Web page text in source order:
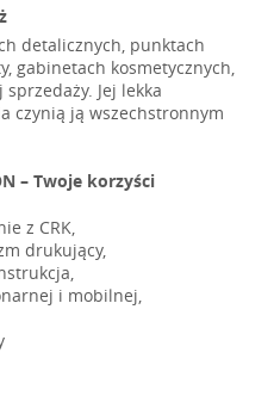
detalicznych, punktach
gabinetach kosmetycznych,
Jej lekka
czynią ją wszechstronnym
– Twoje korzyści
z CRK,
drukujący,
i mobilnej,